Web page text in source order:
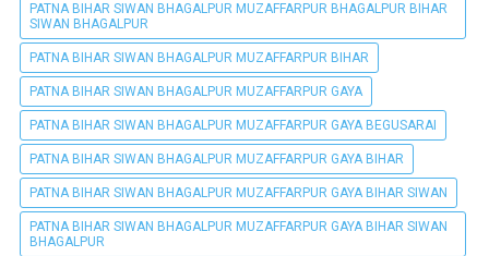
PATNA BIHAR SIWAN BHAGALPUR MUZAFFARPUR BHAGALPUR BIHAR
SIWAN BHAGALPUR
PATNA BIHAR SIWAN BHAGALPUR MUZAFFARPUR BIHAR
PATNA BIHAR SIWAN BHAGALPUR MUZAFFARPUR GAYA
PATNA BIHAR SIWAN BHAGALPUR MUZAFFARPUR GAYA BEGUSARAI
PATNA BIHAR SIWAN BHAGALPUR MUZAFFARPUR GAYA BIHAR
PATNA BIHAR SIWAN BHAGALPUR MUZAFFARPUR GAYA BIHAR SIWAN
PATNA BIHAR SIWAN BHAGALPUR MUZAFFARPUR GAYA BIHAR SIWAN
BHAGALPUR